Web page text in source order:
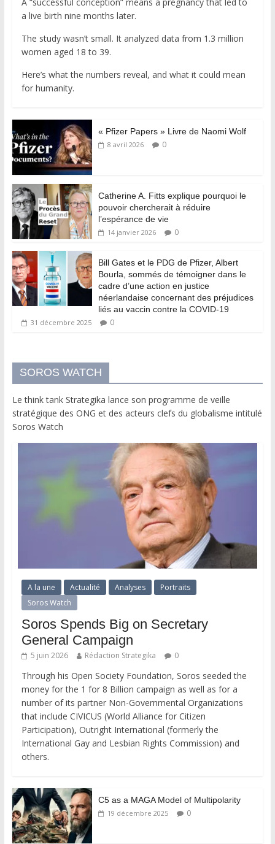
A “successful conception” means a pregnancy that led to
a live birth nine months later.
The study wasn’t small. It analyzed data from 1.3 million
women aged 18 to 39.
Here’s what the numbers reveal, and what it could mean
for humanity.
« Pfizer Papers » Livre de Naomi Wolf
8 avril 2026 0
Catherine A. Fitts explique pourquoi le
pouvoir chercherait à réduire
l’espérance de vie
14 janvier 2026 0
Bill Gates et le PDG de Pfizer, Albert
Bourla, sommés de témoigner dans le
cadre d’une action en justice
néerlandaise concernant des préjudices
liés au vaccin contre la COVID-19
31 décembre 2025 0
SOROS WATCH
Le think tank Strategika lance son programme de veille
stratégique des ONG et des acteurs clefs du globalisme intitulé
Soros Watch
A la une Actualité Analyses
Portraits
Soros Watch
Soros Spends Big on Secretary
General Campaign
5 juin 2026 Rédaction Strategika 0
Through his Open Society Foundation, Soros seeded the
money for the 1 for 8 Billion campaign as well as for a
number of its partner Non-Governmental Organizations
that include CIVICUS (World Alliance for Citizen
Participation), Outright International (formerly the
International Gay and Lesbian Rights Commission) and
others.
C5 as a MAGA Model of Multipolarity
19 décembre 2025 0